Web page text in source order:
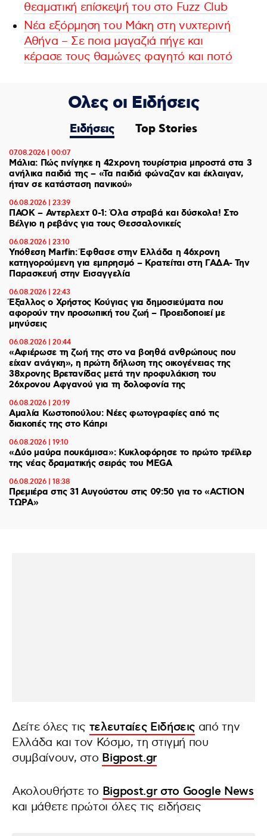
θεαματική επίσκεψή του στο Fuzz Club
Νέα εξόρμηση του Μάκη στη νυχτερινή
Αθήνα – Σε ποια μαγαζιά πήγε και
κέρασε τους θαμώνες φαγητό και ποτό
Ολες οι Ειδήσεις
Ειδήσεις Top Stories
07.08.2026 | 00:07
Μάλια: Πώς πνίγηκε η 42χρονη τουρίστρια μπροστά στα 3
ανήλικα παιδιά της – «Τα παιδιά φώναζαν και έκλαιγαν,
ήταν σε κατάσταση πανικού»
06.08.2026 | 23:39
ΠΑΟΚ – Αντερλεχτ 0-1: Όλα στραβά και δύσκολα! Στο
Βέλγιο η ρεβάνς για τους Θεσσαλονικείς
06.08.2026 | 23:10
Υπόθεση Marfin: Έφθασε στην Ελλάδα η 46χρονη
κατηγορούμενη για εμπρησμό – Κρατείται στη ΓΑΔΑ- Την
Παρασκευή στην Εισαγγελία
06.08.2026 | 22:43
Έξαλλος ο Χρήστος Κούγιας για δημοσιεύματα που
αφορούν την προσωπική του ζωή – Προειδοποιεί με
μηνύσεις
06.08.2026 | 20:44
«Αφιέρωσε τη ζωή της στο να βοηθά ανθρώπους που
είχαν ανάγκη», η πρώτη δήλωση της οικογένειας της
38χρονης Βρετανίδας μετά την προφυλάκιση του
26χρονου Αφγανού για τη δολοφονία της
06.08.2026 | 20:19
Αμαλία Κωστοπούλου: Νέες φωτογραφίες από τις
διακοπές της στο Κάπρι
06.08.2026 | 19:10
«Δύο μαύρα πουκάμισα»: Κυκλοφόρησε το πρώτο τρέϊλερ
της νέας δραματικής σειράς του MEGA
06.08.2026 | 18:38
Πρεμιέρα στις 31 Αυγούστου στις 09:50 για το «ACTION
ΤΩΡΑ»
Δείτε όλες τις τελευταίες Ειδήσεις από την
Ελλάδα και τον Κόσμο, τη στιγμή που
συμβαίνουν, στο Bigpost.gr
Ακολουθήστε το Bigpost.gr στο Google News
και μάθετε πρώτοι όλες τις ειδήσεις